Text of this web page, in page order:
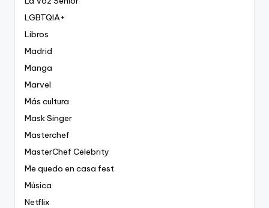
LGBTQIA+
Libros
Madrid
Manga
Marvel
Más cultura
Mask Singer
Masterchef
MasterChef Celebrity
Me quedo en casa fest
Música
Netflix